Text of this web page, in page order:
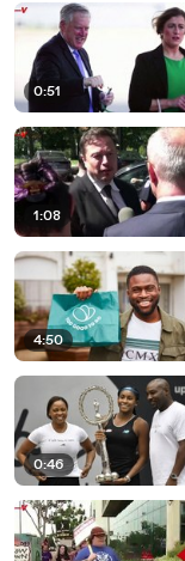
0:51
1:08
4:50
0:46